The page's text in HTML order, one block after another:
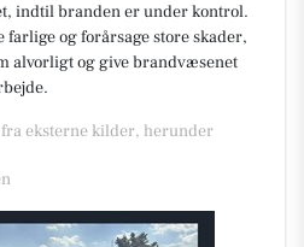
indtil branden er under kontrol.
og forårsage store skader,
alvorligt og give brandvæsenet
eksterne kilder, herunder